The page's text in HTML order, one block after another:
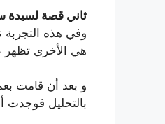
ثاني قصة
وفي هذه التجربة
هي الأخرى تظهر
و بعد أن قامت
بالتحليل فوجدت